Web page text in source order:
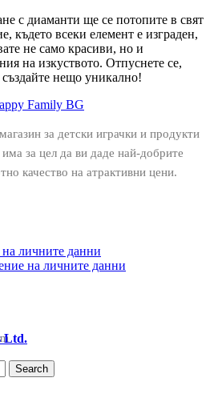
с диаманти ще се потопите в свят
където всеки елемент е изграден,
не само красиви, но и
на изкуството. Отпуснете се,
създайте нещо уникално!
за детски играчки и продукти
за цел да ви даде най-добрите
качество на атрактивни цени.
личните данни
на личните данни
Ltd.
Search